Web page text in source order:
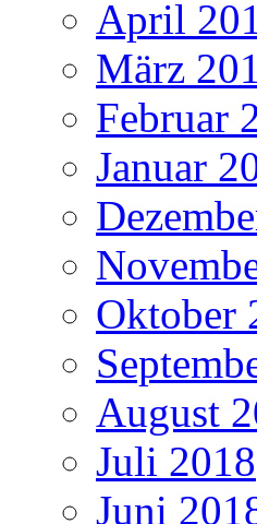
April
März
Februar
Januar
Oktober
August
Juli 2018
Juni